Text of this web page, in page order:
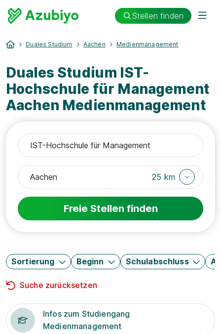
Stellen finden
Duales Studium Aachen Medienmanagement
Duales Studium IST-
Hochschule für Management
Aachen Medienmanagement
25 km
Freie Stellen finden
Sortierung Beginn Schulabschluss
Suche zurücksetzen
Infos zum Studiengang
Medienmanagement